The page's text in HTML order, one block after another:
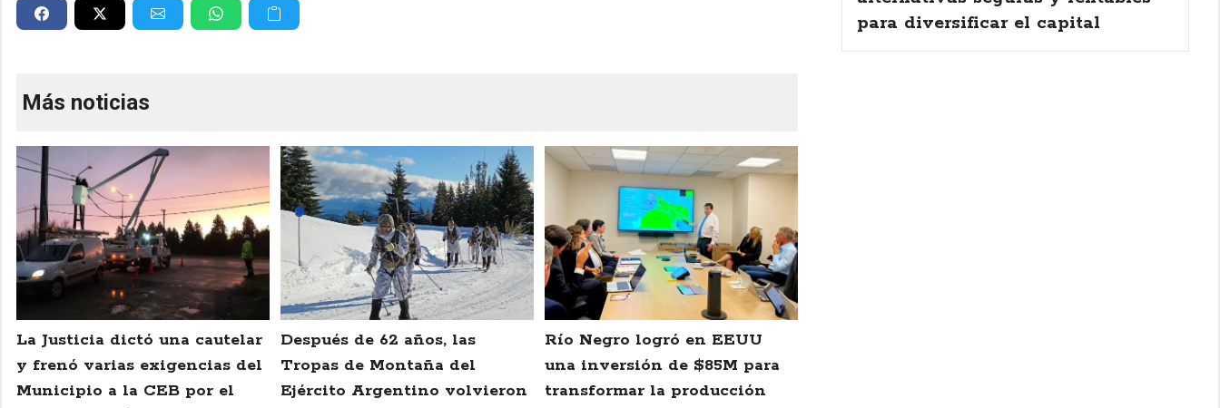
Más noticias
La Justicia dictó una cautelar
y frenó varias exigencias del
Municipio a la CEB por el
Después de 62 años, las
Tropas de Montaña del
Ejército Argentino volvieron
Río Negro logró en EEUU
una inversión de $85M para
transformar la producción
para diversificar el capital